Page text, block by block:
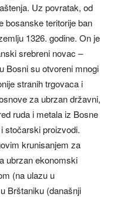
Uz povratak, od
bosanske teritorije ban
1326. godine. On je
srebreni novac –
Bosni su otvoreni mnogi
stranih trgovaca i
za ubrzan državni,
ruda i metala iz Bosne
stočarski proizvodi.
krunisanjem za
ubrzan ekonomski
(na ulazu u
Brštaniku (današnji